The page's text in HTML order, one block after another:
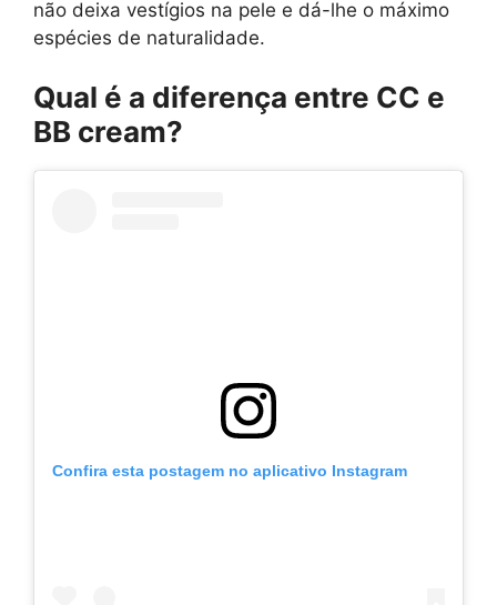
não deixa vestígios na pele e dá-lhe o máximo
espécies de naturalidade.
Qual é a diferença entre CC e
BB cream?
Confira esta postagem no aplicativo Instagram